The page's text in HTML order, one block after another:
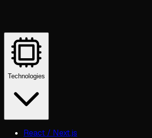
Technologies
React / Next.js